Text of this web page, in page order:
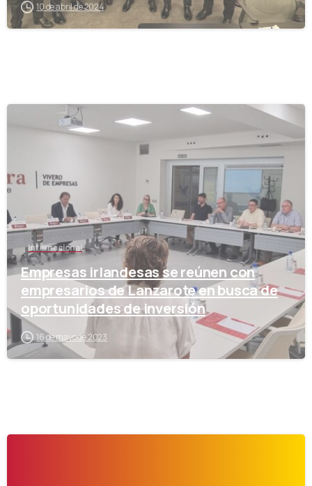
10 de abril de 2024
Internacional
Empresas irlandesas se reúnen con
empresarios de Lanzarote en busca de
oportunidades de inversión
16 de mayo de 2023